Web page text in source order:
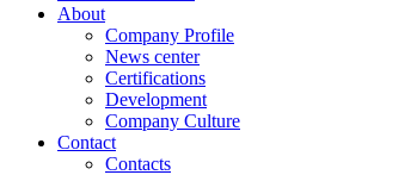
About
Company Profile
News center
Certifications
Development
Company Culture
Contact
Contacts